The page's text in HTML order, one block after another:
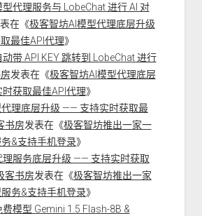
代理服务与 LobeChat 进行 AI 对
在《极客智坊AI模型代理底层升级
最佳API代理》
带 API KEY 跳转到 LobeChat 进行
发表在《极客智坊AI模型代理底层
获取最佳API代理》
理底层升级 —— 支持实时获取最
书房发表在《极客智坊推出一家一
&支持手机登录》
理服务底层升级 —— 支持实时获取
客书房发表在《极客智坊推出一家
务&支持手机登录》
模型 Gemini 1.5 Flash-8B &